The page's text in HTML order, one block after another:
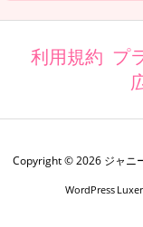
利用規約 プ
Copyright ©2026 ジャニ
WordPress